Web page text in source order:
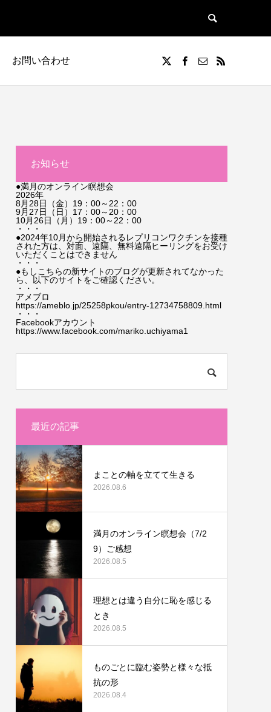
お問い合わせ
お知らせ
●満月のオンライン瞑想会
2026年
8月28日（金）19：00～22：00
9月27日（日）17：00～20：00
10月26日（月）19：00～22：00
・・・
●2024年10月から開始されるレプリコンワクチンを接種
された方は、対面、遠隔、無料遠隔ヒーリングをお受け
いただくことはできません
・・・
●もしこちらの新サイトのブログが更新されてなかった
ら、以下のサイトをご確認ください。
・・・
アメブロ
https://ameblo.jp/25258pkou/entry-12734758809.html
・・・
Facebookアカウント
https://www.facebook.com/mariko.uchiyama1
最近の記事
まことの軸を立てて生きる
2026.08.6
満月のオンライン瞑想会（7/2
9）ご感想
2026.08.5
理想とは違う自分に恥を感じる
とき
2026.08.5
ものごとに臨む姿勢と様々な抵
抗の形
2026.08.4